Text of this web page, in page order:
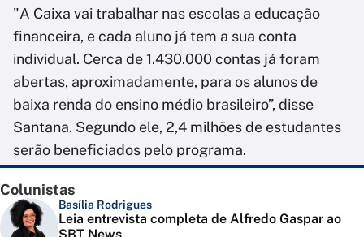
"A Caixa vai trabalhar nas escolas a educação
financeira, e cada aluno já tem a sua conta
individual. Cerca de 1.430.000 contas já foram
abertas, aproximadamente, para os alunos de
baixa renda do ensino médio brasileiro”, disse
Santana. Segundo ele, 2,4 milhões de estudantes
serão beneficiados pelo programa.
Colunistas
Basília Rodrigues
Leia entrevista completa de Alfredo Gaspar ao
SBT News